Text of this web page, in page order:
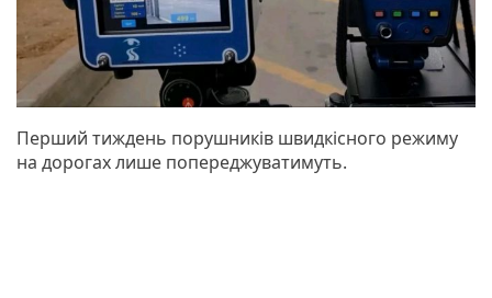
Перший тиждень порушників швидкісного режиму
на дорогах лише попереджуватимуть.